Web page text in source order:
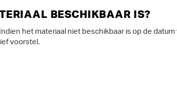
BESCHIKBAAR IS?
het materiaal niet beschikbaar is op de datum
voorstel.